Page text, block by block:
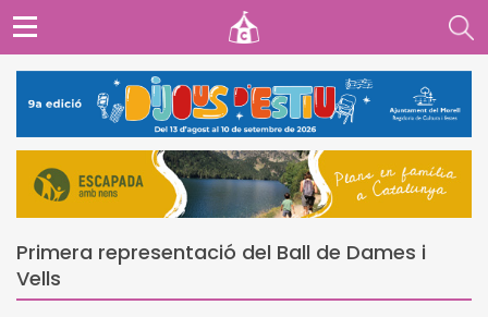
Primera representació del Ball de Dames i
Vells